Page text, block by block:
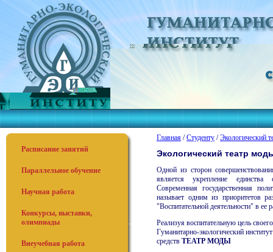
Расписание занятий
Параллельное обучение
Научная работа
Конкурсы, выставки,
олимпиады
Внеучебная работа
Главная /Студенту /Экологический
Экологический театр
Одной из сторон
является укрепление
Современная государственная
называет одним из приоритетов
"Воспитательной деятельности" в ее
Реализуя воспитательную цель
Гуманитарно-экологический
средств ТЕАТР МОДЫ